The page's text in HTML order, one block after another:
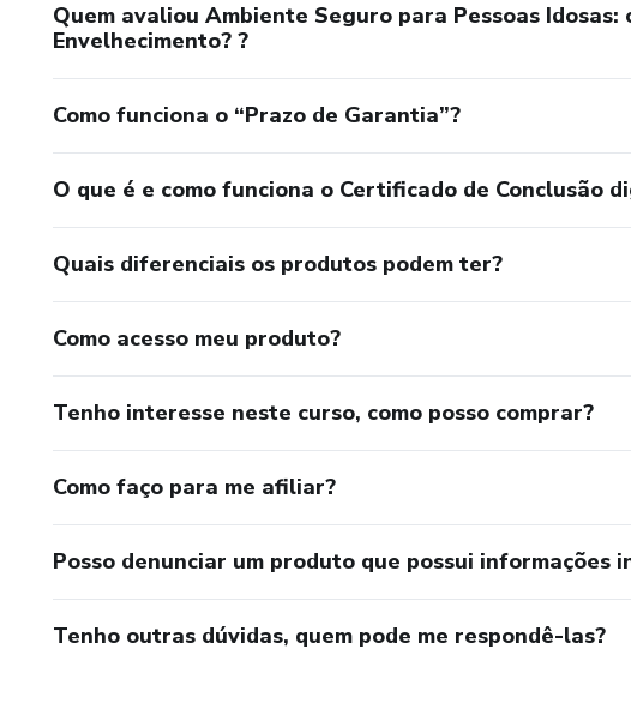
Quem avaliou Ambiente Seguro para Pessoas Idosas:
Envelhecimento? ?
Como funciona o “Prazo de Garantia”?
O que é e como funciona o Certificado de Conclusão
Quais diferenciais os produtos podem ter?
Como acesso meu produto?
Tenho interesse neste curso, como posso comprar?
Como faço para me afiliar?
Posso denunciar um produto que possui informações
Tenho outras dúvidas, quem pode me respondê-las?